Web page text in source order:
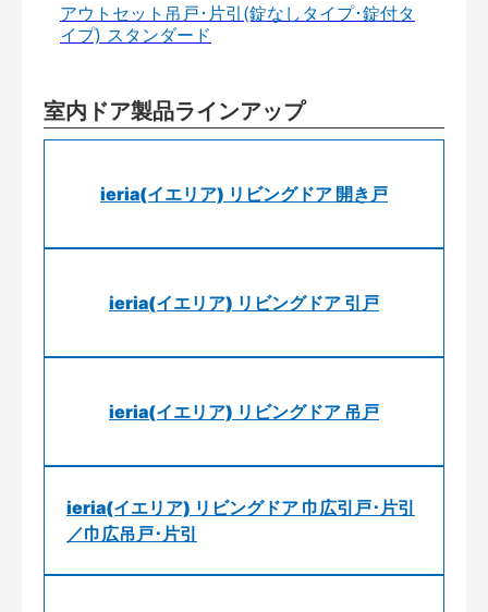
アウトセット吊戸･片引(錠なしタイプ･錠付タ
イプ) スタンダード
室内ドア製品ラインアップ
ieria(イエリア) リビングドア 開き戸
ieria(イエリア) リビングドア 引戸
ieria(イエリア) リビングドア 吊戸
ieria(イエリア) リビングドア 巾広引戸･片引
／巾広吊戸･片引